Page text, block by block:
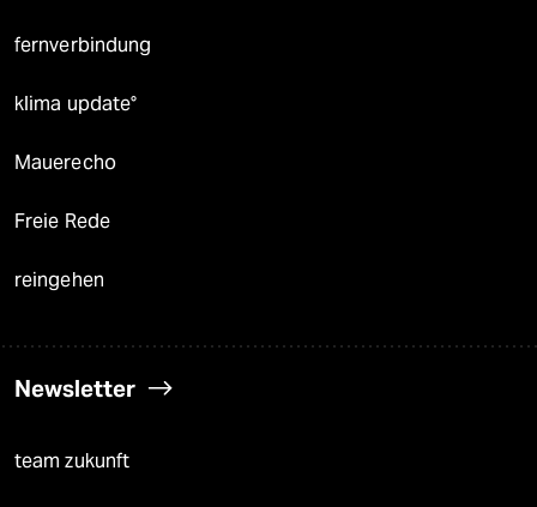
fernverbindung
klima update°
Mauerecho
Freie Rede
reingehen
Newsletter
team zukunft